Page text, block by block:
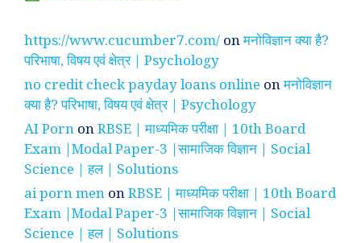
https://www.cucumber7.com/ onमनोविज्ञान क्या है?
परिभाषा, विषय एवं क्षेत्र | Psychology
no credit check payday loans online onमनोविज्ञान
क्या है? परिभाषा, विषय एवं क्षेत्र | Psychology
AI Porn onRBSE | माध्यमिक परीक्षा | 10th Board
Exam |Modal Paper-3 |सामाजिक विज्ञान | Social
Science | हल | Solutions
ai porn men onRBSE | माध्यमिक परीक्षा | 10th Board
Exam |Modal Paper-3 |सामाजिक विज्ञान | Social
Science | हल | Solutions